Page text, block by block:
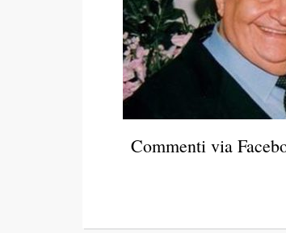
Commenti via